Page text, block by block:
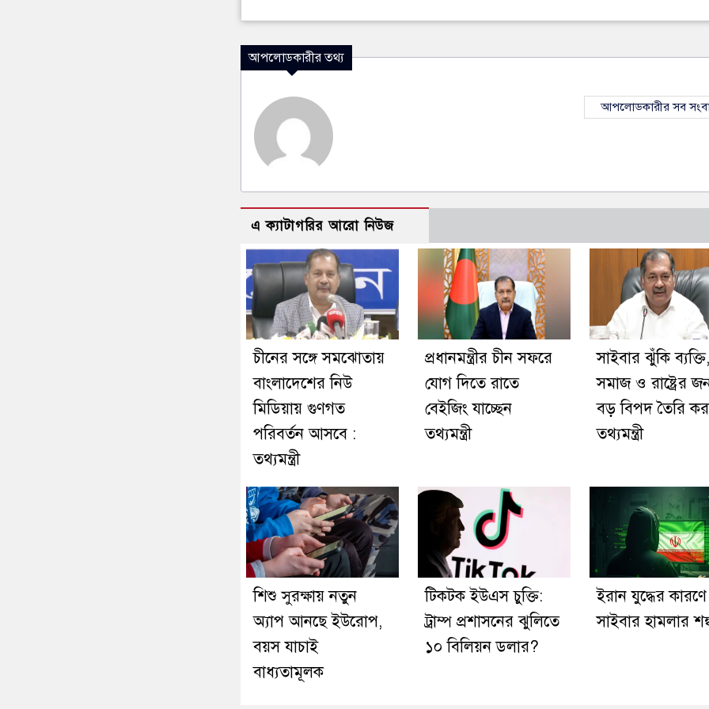
আপলোডকারীর তথ্য
আপলোডকারীর সব
এ ক্যাটাগরির আরো নিউজ
চীনের সঙ্গে সমঝোতায়
বাংলাদেশের নিউ
মিডিয়ায় গুণগত
পরিবর্তন আসবে :
তথ্যমন্ত্রী
প্রধানমন্ত্রীর চীন সফরে
যোগ দিতে রাতে
বেইজিং যাচ্ছেন
তথ্যমন্ত্রী
সাইবার ঝুঁকি ব্যক্তি,
সমাজ ও রাষ্ট্রের
বড় বিপদ তৈরি
তথ্যমন্ত্রী
শিশু সুরক্ষায় নতুন
অ্যাপ আনছে ইউরোপ,
বয়স যাচাই
বাধ্যতামূলক
টিকটক ইউএস চুক্তি:
ট্রাম্প প্রশাসনের ঝুলিতে
১০ বিলিয়ন ডলার?
ইরান যুদ্ধের কারণে
সাইবার হামলার